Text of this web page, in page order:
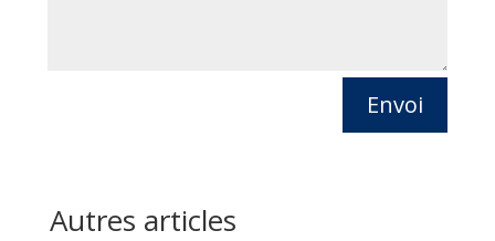
Envoi
Autres articles